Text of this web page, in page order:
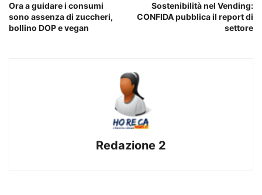
Ora a guidare i consumi
sono assenza di zuccheri,
bollino DOP e vegan
Sostenibilità nel Vending:
CONFIDA pubblica il report di
settore
Redazione 2